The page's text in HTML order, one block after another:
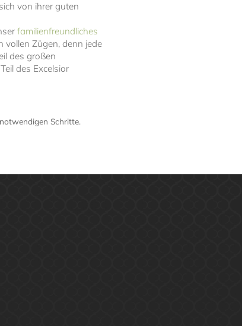
von ihrer guten
familienfreundliches
vollen Zügen, denn jede
des großen
des Excelsior
Schritte.